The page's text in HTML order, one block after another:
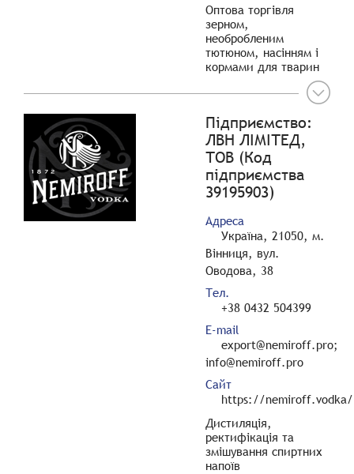
Оптова торгівля
зерном,
необробленим
тютюном, насінням і
кормами для тварин
Підприємство:
ЛВН ЛІМІТЕД,
ТОВ (Код
підприємства
39195903)
Адреса
Україна, 21050, м.
Вінниця, вул.
Оводова, 38
Тел.
+38 0432 504399
E-mail
export@nemiroff.pro;
info@nemiroff.pro
Сайт
https://nemiroff.vodka/
Дистиляція,
ректифікація та
змішування спиртних
напоїв